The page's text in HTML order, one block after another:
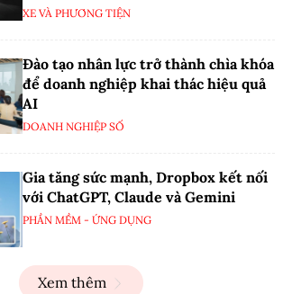
XE VÀ PHƯƠNG TIỆN
Đào tạo nhân lực trở thành chìa khóa
để doanh nghiệp khai thác hiệu quả
AI
DOANH NGHIỆP SỐ
Gia tăng sức mạnh, Dropbox kết nối
với ChatGPT, Claude và Gemini
PHẦN MỀM - ỨNG DỤNG
Xem thêm